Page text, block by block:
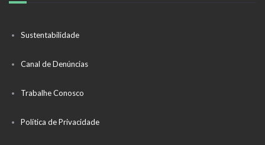
Sustentabilidade
Canal de Denúncias
Trabalhe Conosco
Política de Privacidade